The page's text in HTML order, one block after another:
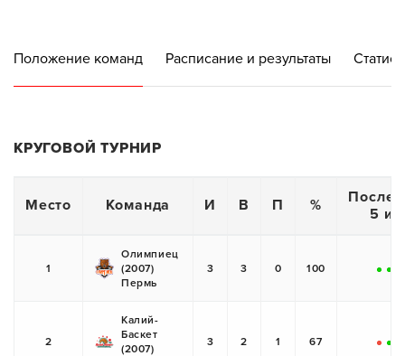
Положение команд Расписание и результаты
КРУГОВОЙ ТУРНИР
Место Команда И В П %
5
1
Олимпиец
(2007)
Пермь
3 3 0 100
+ +
2
Калий-
Баскет
(2007)
3 2 1 67
- +